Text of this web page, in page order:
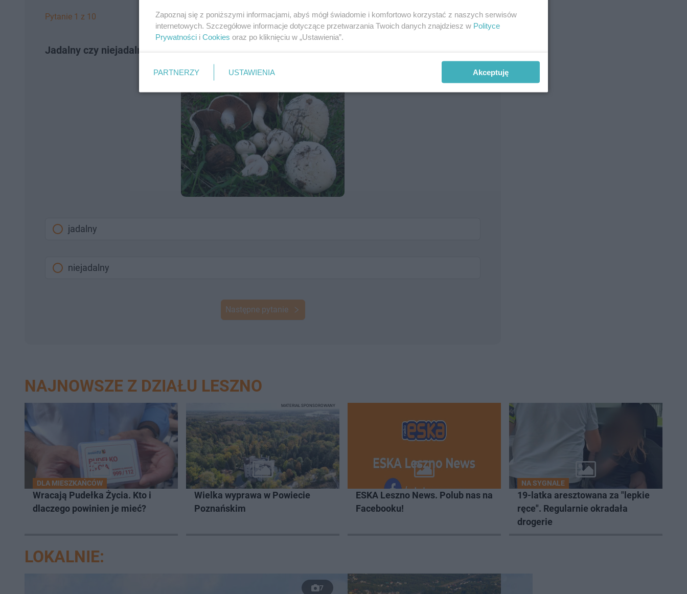
Pytanie 1 z 10
Jadalny czy niejadalny?
jadalny
niejadalny
Następne pytanie
NAJNOWSZE Z DZIAŁU LESZNO
DLA MIESZKAŃCÓW
Wracają Pudełka Życia. Kto i
dlaczego powinien je mieć?
Wielka wyprawa w Powiecie
Poznańskim
MATERIAŁ SPONSOROWANY
ESKA Leszno News. Polub nas na
Facebooku!
NA SYGNALE
19-latka aresztowana za "lepkie
ręce". Regularnie okradała
drogerie
LOKALNIE:
7
Zapoznaj się z poniższymi informacjami, abyś mógł świadomie i komfortowo korzystać z naszych serwisów
internetowych. Szczegółowe informacje dotyczące przetwarzania Twoich danych znajdziesz w Polityce
Prywatności i Cookies oraz po kliknięciu w „Ustawienia”.
PARTNERZY USTAWIENIA Akceptuję